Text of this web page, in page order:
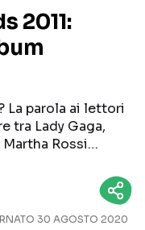
CANZONI
ED EVENTI
2011:
La parola ai lettori
tra Lady Gaga,
Rossi…
30 AGOSTO 2020